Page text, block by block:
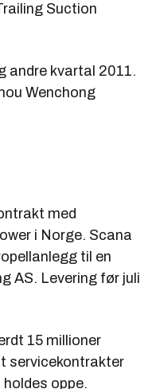
Suction
andre kvartal 2011.
Wenchong
med
i Norge. Scana
til en
AS. Levering før juli
15 millioner
servicekontrakter
oppe.